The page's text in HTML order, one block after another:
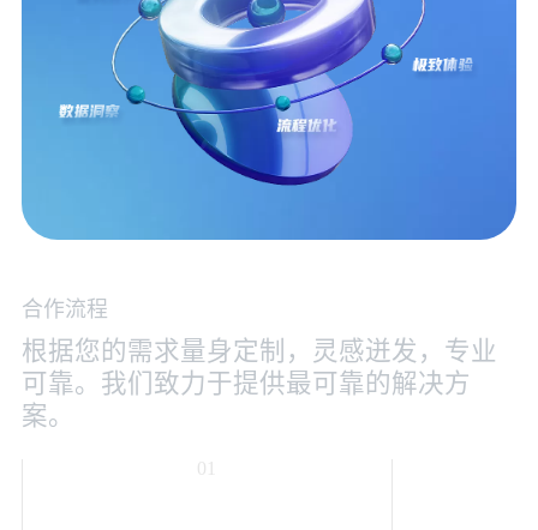
合作流程
根据您的需求量身定制，灵感迸发，专业
可靠。我们致力于提供最可靠的解决方
案。
01